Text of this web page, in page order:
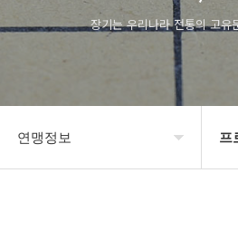
장기는 우리나라 전통의 고유
연맹정보 프